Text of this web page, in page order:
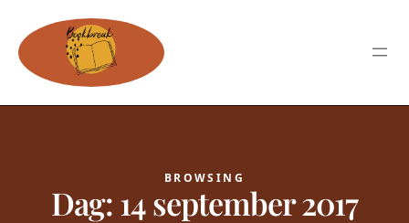
BROWSING
Dag:14 september 2017